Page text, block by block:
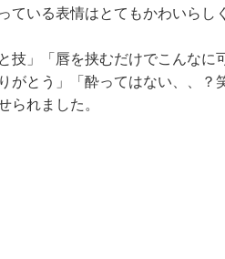
ている表情はとてもかわいらし
技」「唇を挟むだけでこんなに
がとう」「酔ってはない、、？
られました。